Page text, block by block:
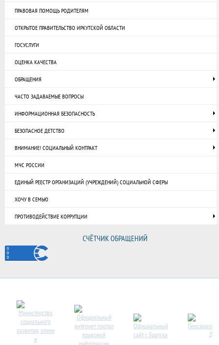
ПРАВОВАЯ ПОМОЩЬ РОДИТЕЛЯМ
ОТКРЫТОЕ ПРАВИТЕЛЬСТВО ИРКУТСКОЙ ОБЛАСТИ
ГОСУСЛУГИ
ОЦЕНКА КАЧЕСТВА
ОБРАЩЕНИЯ
ЧАСТО ЗАДАВАЕМЫЕ ВОПРОСЫ
ИНФОРМАЦИОННАЯ БЕЗОПАСНОСТЬ
БЕЗОПАСНОЕ ДЕТСТВО
ВНИМАНИЕ! СОЦИАЛЬНЫЙ КОНТРАКТ
МЧС РОССИИ
ЕДИНЫЙ РЕЕСТР ОРГАНИЗАЦИЙ (УЧРЕЖДЕНИЙ) СОЦИАЛЬНОЙ СФЕРЫ
ХОЧУ В СЕМЬЮ
ПРОТИВОДЕЙСТВИЕ КОРРУПЦИИ
СЧЁТЧИК ОБРАЩЕНИЙ